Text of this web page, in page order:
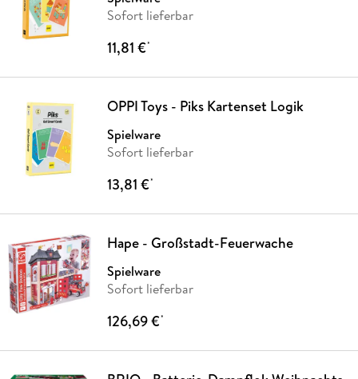
Sofort lieferbar
11,81 €*
OPPI Toys - Piks Kartenset Logik
Spielware
Sofort lieferbar
13,81 €*
Hape - Großstadt-Feuerwache
Spielware
Sofort lieferbar
126,69 €*